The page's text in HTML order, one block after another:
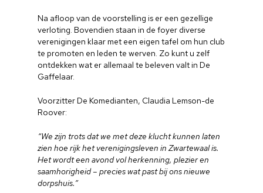
Na afloop van de voorstelling is er een gezellige
verloting. Bovendien staan in de foyer diverse
verenigingen klaar met een eigen tafel om hun club
te promoten en leden te werven. Zo kunt u zelf
ontdekken wat er allemaal te beleven valt in De
Gaffelaar.
Voorzitter De Komedianten, Claudia Lemson-de
Roover:
“We zijn trots dat we met deze klucht kunnen laten
zien hoe rijk het verenigingsleven in Zwartewaal is.
Het wordt een avond vol herkenning, plezier en
saamhorigheid – precies wat past bij ons nieuwe
dorpshuis.”